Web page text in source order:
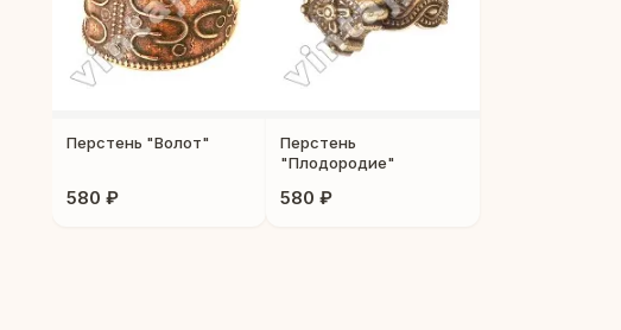
Перстень "Волот"
580 ₽
Перстень
"Плодородие"
580 ₽